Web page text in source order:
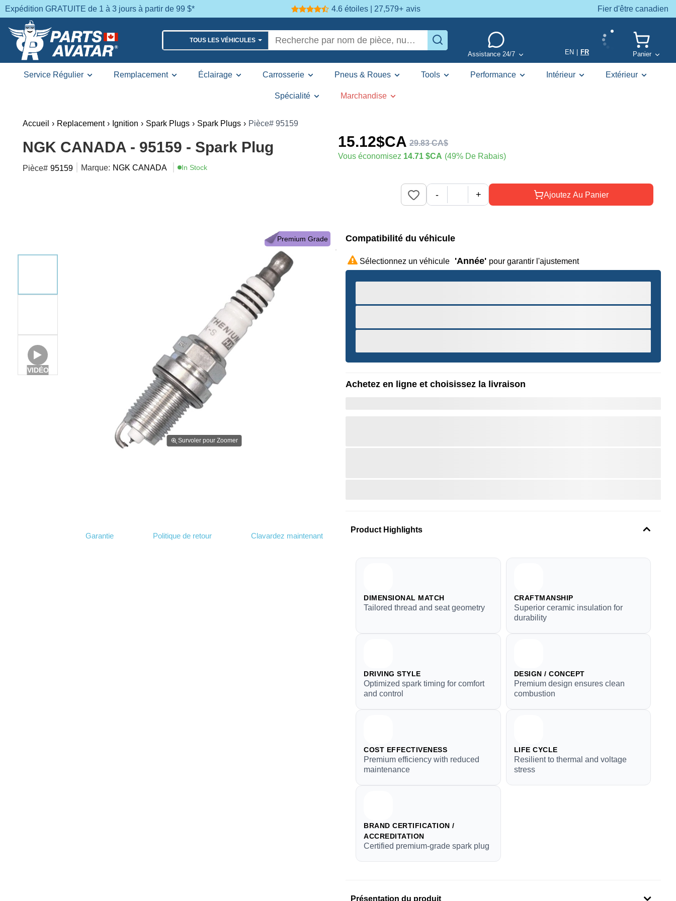
Expédition GRATUITE de 1 à 3 jours à partir de 99 $* 4.6 étoiles | 27,579+ avis Fier d'être canadien
TOUS LES VÉHICULES
Assistance 24/7 EN FR Panier
Service Régulier Remplacement Éclairage Carrosserie Pneus & Roues Tools Performance Intérieur Extérieur
Spécialité Marchandise
Accueil › Replacement › Ignition › Spark Plugs › Spark Plugs › Pièce# 95159
NGK CANADA - 95159 - Spark Plug
Pièce# 95159 Marque: NGK CANADA In Stock
15.12$CA 29.83CA$
Vous économisez 14.71 $CA (49% De Rabais)
Ajoutez Au Panier
- +
Premium Grade
Survoler pour Zoomer
Garantie Politique de retour Clavardez maintenant
VIDÉO
Compatibilité du véhicule
Sélectionnez un véhicule 'Année' pour garantir l'ajustement
Achetez en ligne et choisissez la livraison
Product Highlights
DIMENSIONAL MATCH
Tailored thread and seat geometry
CRAFTMANSHIP
Superior ceramic insulation for
durability
DRIVING STYLE
Optimized spark timing for comfort
and control
DESIGN / CONCEPT
Premium design ensures clean
combustion
COST EFFECTIVENESS
Premium efficiency with reduced
maintenance
LIFE CYCLE
Resilient to thermal and voltage
stress
BRAND CERTIFICATION /
ACCREDITATION
Certified premium-grade spark plug
Présentation du produit